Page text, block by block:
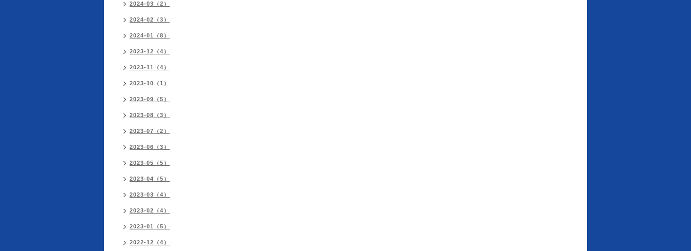
2024-03（2）
2024-02（3）
2024-01（8）
2023-12（4）
2023-11（4）
2023-10（1）
2023-09（5）
2023-08（3）
2023-07（2）
2023-06（3）
2023-05（5）
2023-04（5）
2023-03（4）
2023-02（4）
2023-01（5）
2022-12（4）